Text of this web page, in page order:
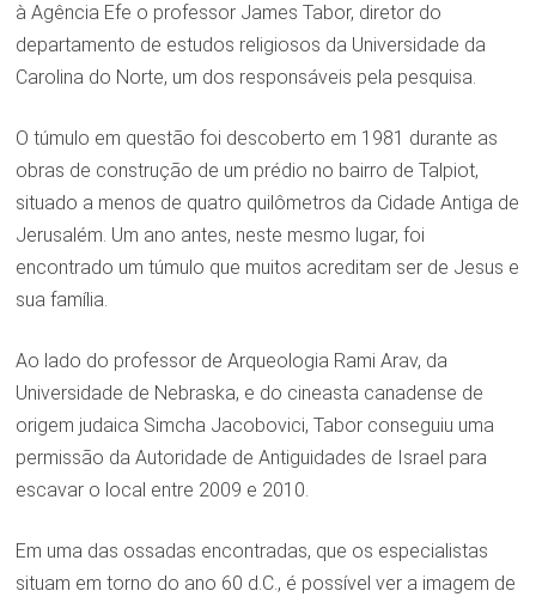
à Agência Efe o professor James Tabor, diretor do
departamento de estudos religiosos da Universidade da
Carolina do Norte, um dos responsáveis pela pesquisa.
O túmulo em questão foi descoberto em 1981 durante as
obras de construção de um prédio no bairro de Talpiot,
situado a menos de quatro quilômetros da Cidade Antiga de
Jerusalém. Um ano antes, neste mesmo lugar, foi
encontrado um túmulo que muitos acreditam ser de Jesus e
sua família.
Ao lado do professor de Arqueologia Rami Arav, da
Universidade de Nebraska, e do cineasta canadense de
origem judaica Simcha Jacobovici, Tabor conseguiu uma
permissão da Autoridade de Antiguidades de Israel para
escavar o local entre 2009 e 2010.
Em uma das ossadas encontradas, que os especialistas
situam em torno do ano 60 d.C., é possível ver a imagem de